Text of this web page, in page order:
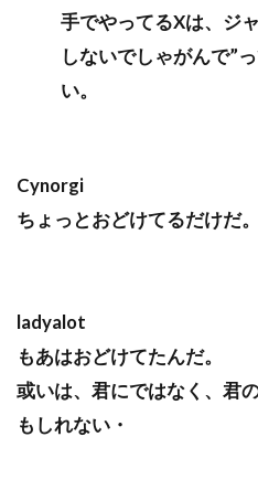
手でやってるXは、ジ
しないでしゃがんで”
い。
Cynorgi
ちょっとおどけてるだけだ。
ladyalot
もあはおどけてたんだ。
或いは、君にではなく、君
もしれない・